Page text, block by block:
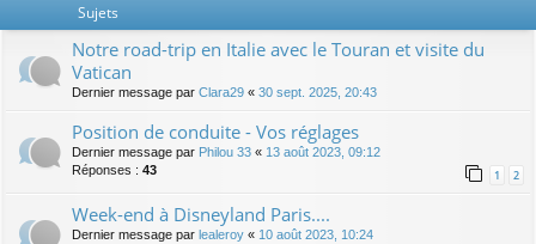
Sujets
Notre road-trip en Italie avec le Touran et visite du
Vatican
Dernier message par Clara29 « 30 sept. 2025, 20:43
Position de conduite - Vos réglages
Dernier message par Philou 33 « 13 août 2023, 09:12
Réponses : 43 1 2
Week-end à Disneyland Paris....
Dernier message par lealeroy « 10 août 2023, 10:24